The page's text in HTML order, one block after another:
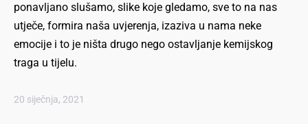
ponavljano slušamo, slike koje gledamo, sve to na nas
utječe, formira naša uvjerenja, izaziva u nama neke
emocije i to je ništa drugo nego ostavljanje kemijskog
traga u tijelu.
20 siječnja, 2021